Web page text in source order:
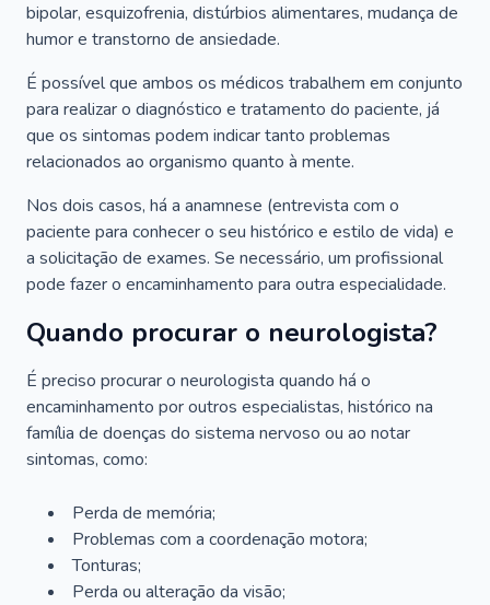
bipolar, esquizofrenia, distúrbios alimentares, mudança de
humor e transtorno de ansiedade.
É possível que ambos os médicos trabalhem em conjunto
para realizar o diagnóstico e tratamento do paciente, já
que os sintomas podem indicar tanto problemas
relacionados ao organismo quanto à mente.
Nos dois casos, há a anamnese (entrevista com o
paciente para conhecer o seu histórico e estilo de vida) e
a solicitação de exames. Se necessário, um profissional
pode fazer o encaminhamento para outra especialidade.
Quando procurar o neurologista?
É preciso procurar o neurologista quando há o
encaminhamento por outros especialistas, histórico na
família de doenças do sistema nervoso ou ao notar
sintomas, como:
Perda de memória;
Problemas com a coordenação motora;
Tonturas;
Perda ou alteração da visão;